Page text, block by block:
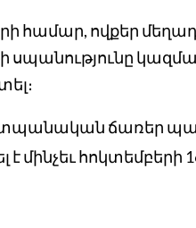
համար, ովքեր
սպանությունը
ճառեր
հոկտեմբերի